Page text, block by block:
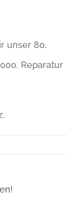
unser 80.
Reparatur